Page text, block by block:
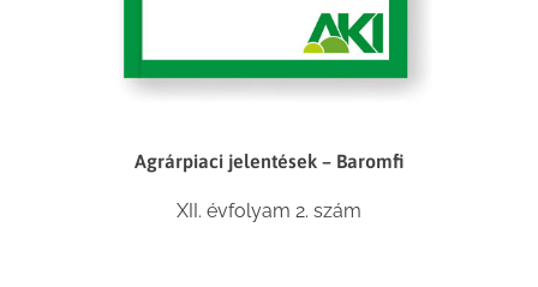
Agrárpiaci jelentések – Baromfi
XII. évfolyam 2. szám